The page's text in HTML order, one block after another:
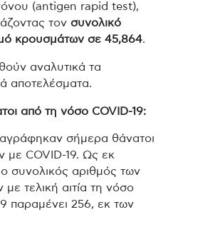
(antigen rapid test),
τον συνολικό
κρουσμάτων σε 45,864.
αναλυτικά τα
αποτελέσματα.
από τη νόσο COVID-19:
σήμερα θάνατοι
με COVID-19. Ως εκ
συνολικός αριθμός των
με τελική αιτία τη νόσο
παραμένει 256, εκ των